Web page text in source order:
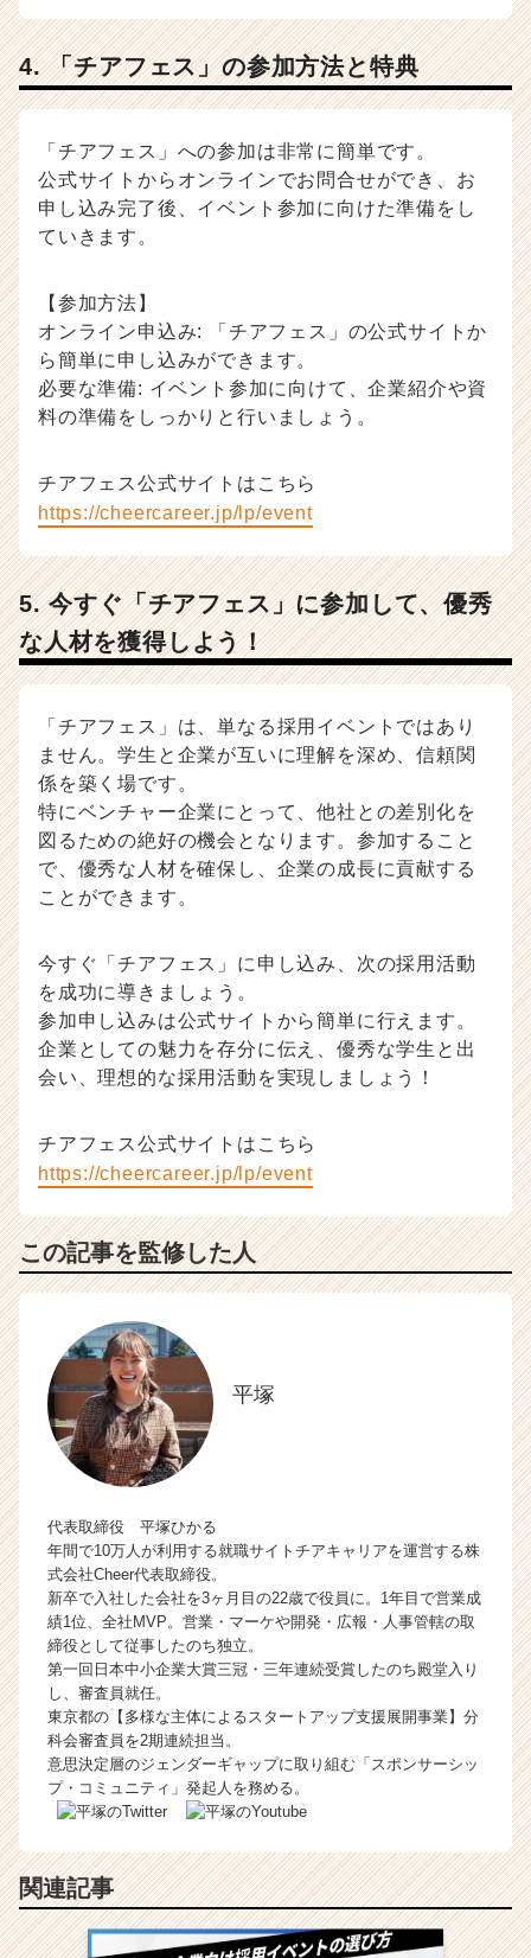
4. 「チアフェス」の参加方法と特典
「チアフェス」への参加は非常に簡単です。
公式サイトからオンラインでお問合せができ、お
申し込み完了後、イベント参加に向けた準備をし
ていきます。
【参加方法】
オンライン申込み: 「チアフェス」の公式サイトか
ら簡単に申し込みができます。
必要な準備: イベント参加に向けて、企業紹介や資
料の準備をしっかりと行いましょう。
チアフェス公式サイトはこちら
https://cheercareer.jp/lp/event
5. 今すぐ「チアフェス」に参加して、優秀
な人材を獲得しよう！
「チアフェス」は、単なる採用イベントではあり
ません。学生と企業が互いに理解を深め、信頼関
係を築く場です。
特にベンチャー企業にとって、他社との差別化を
図るための絶好の機会となります。参加すること
で、優秀な人材を確保し、企業の成長に貢献する
ことができます。
今すぐ「チアフェス」に申し込み、次の採用活動
を成功に導きましょう。
参加申し込みは公式サイトから簡単に行えます。
企業としての魅力を存分に伝え、優秀な学生と出
会い、理想的な採用活動を実現しましょう！
チアフェス公式サイトはこちら
https://cheercareer.jp/lp/event
この記事を監修した人
平塚
代表取締役 平塚ひかる
年間で10万人が利用する就職サイトチアキャリアを運営する株
式会社Cheer代表取締役。
新卒で入社した会社を3ヶ月目の22歳で役員に。1年目で営業成
績1位、全社MVP。営業・マーケや開発・広報・人事管轄の取
締役として従事したのち独立。
第一回日本中小企業大賞三冠・三年連続受賞したのち殿堂入り
し、審査員就任。
東京都の【多様な主体によるスタートアップ支援展開事業】分
科会審査員を2期連続担当。
意思決定層のジェンダーギャップに取り組む「スポンサーシッ
プ・コミュニティ」発起人を務める。
関連記事